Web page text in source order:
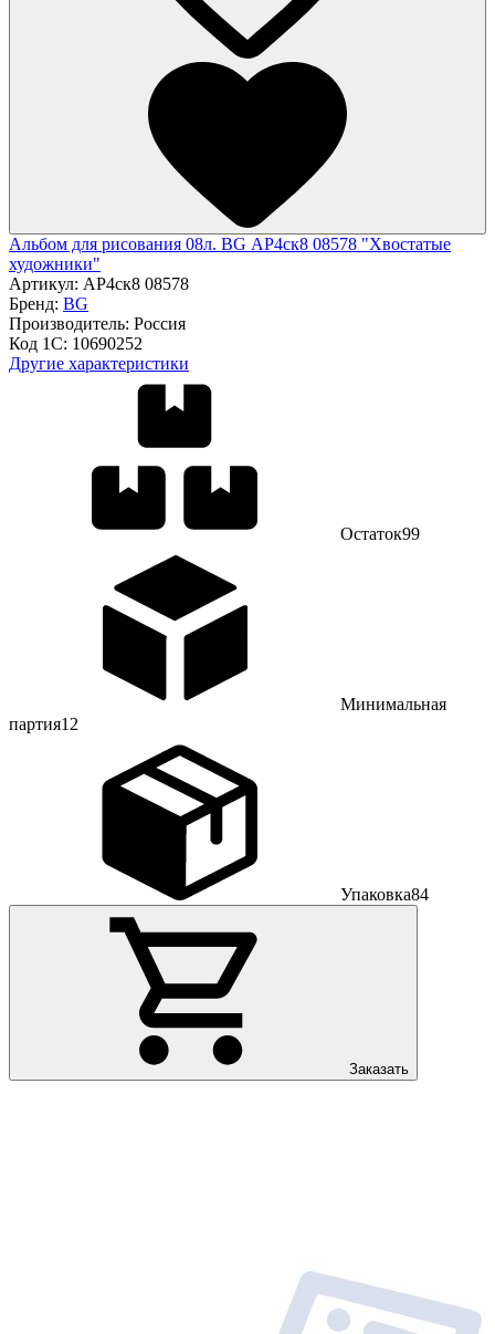
Альбом для рисования 08л. BG АР4ск8 08578 "Хвостатые
художники"
Артикул: АР4ск8 08578
Бренд: BG
Производитель: Россия
Код 1С: 10690252
Другие характеристики
Остаток99
Минимальная
партия12
Упаковка84
Заказать